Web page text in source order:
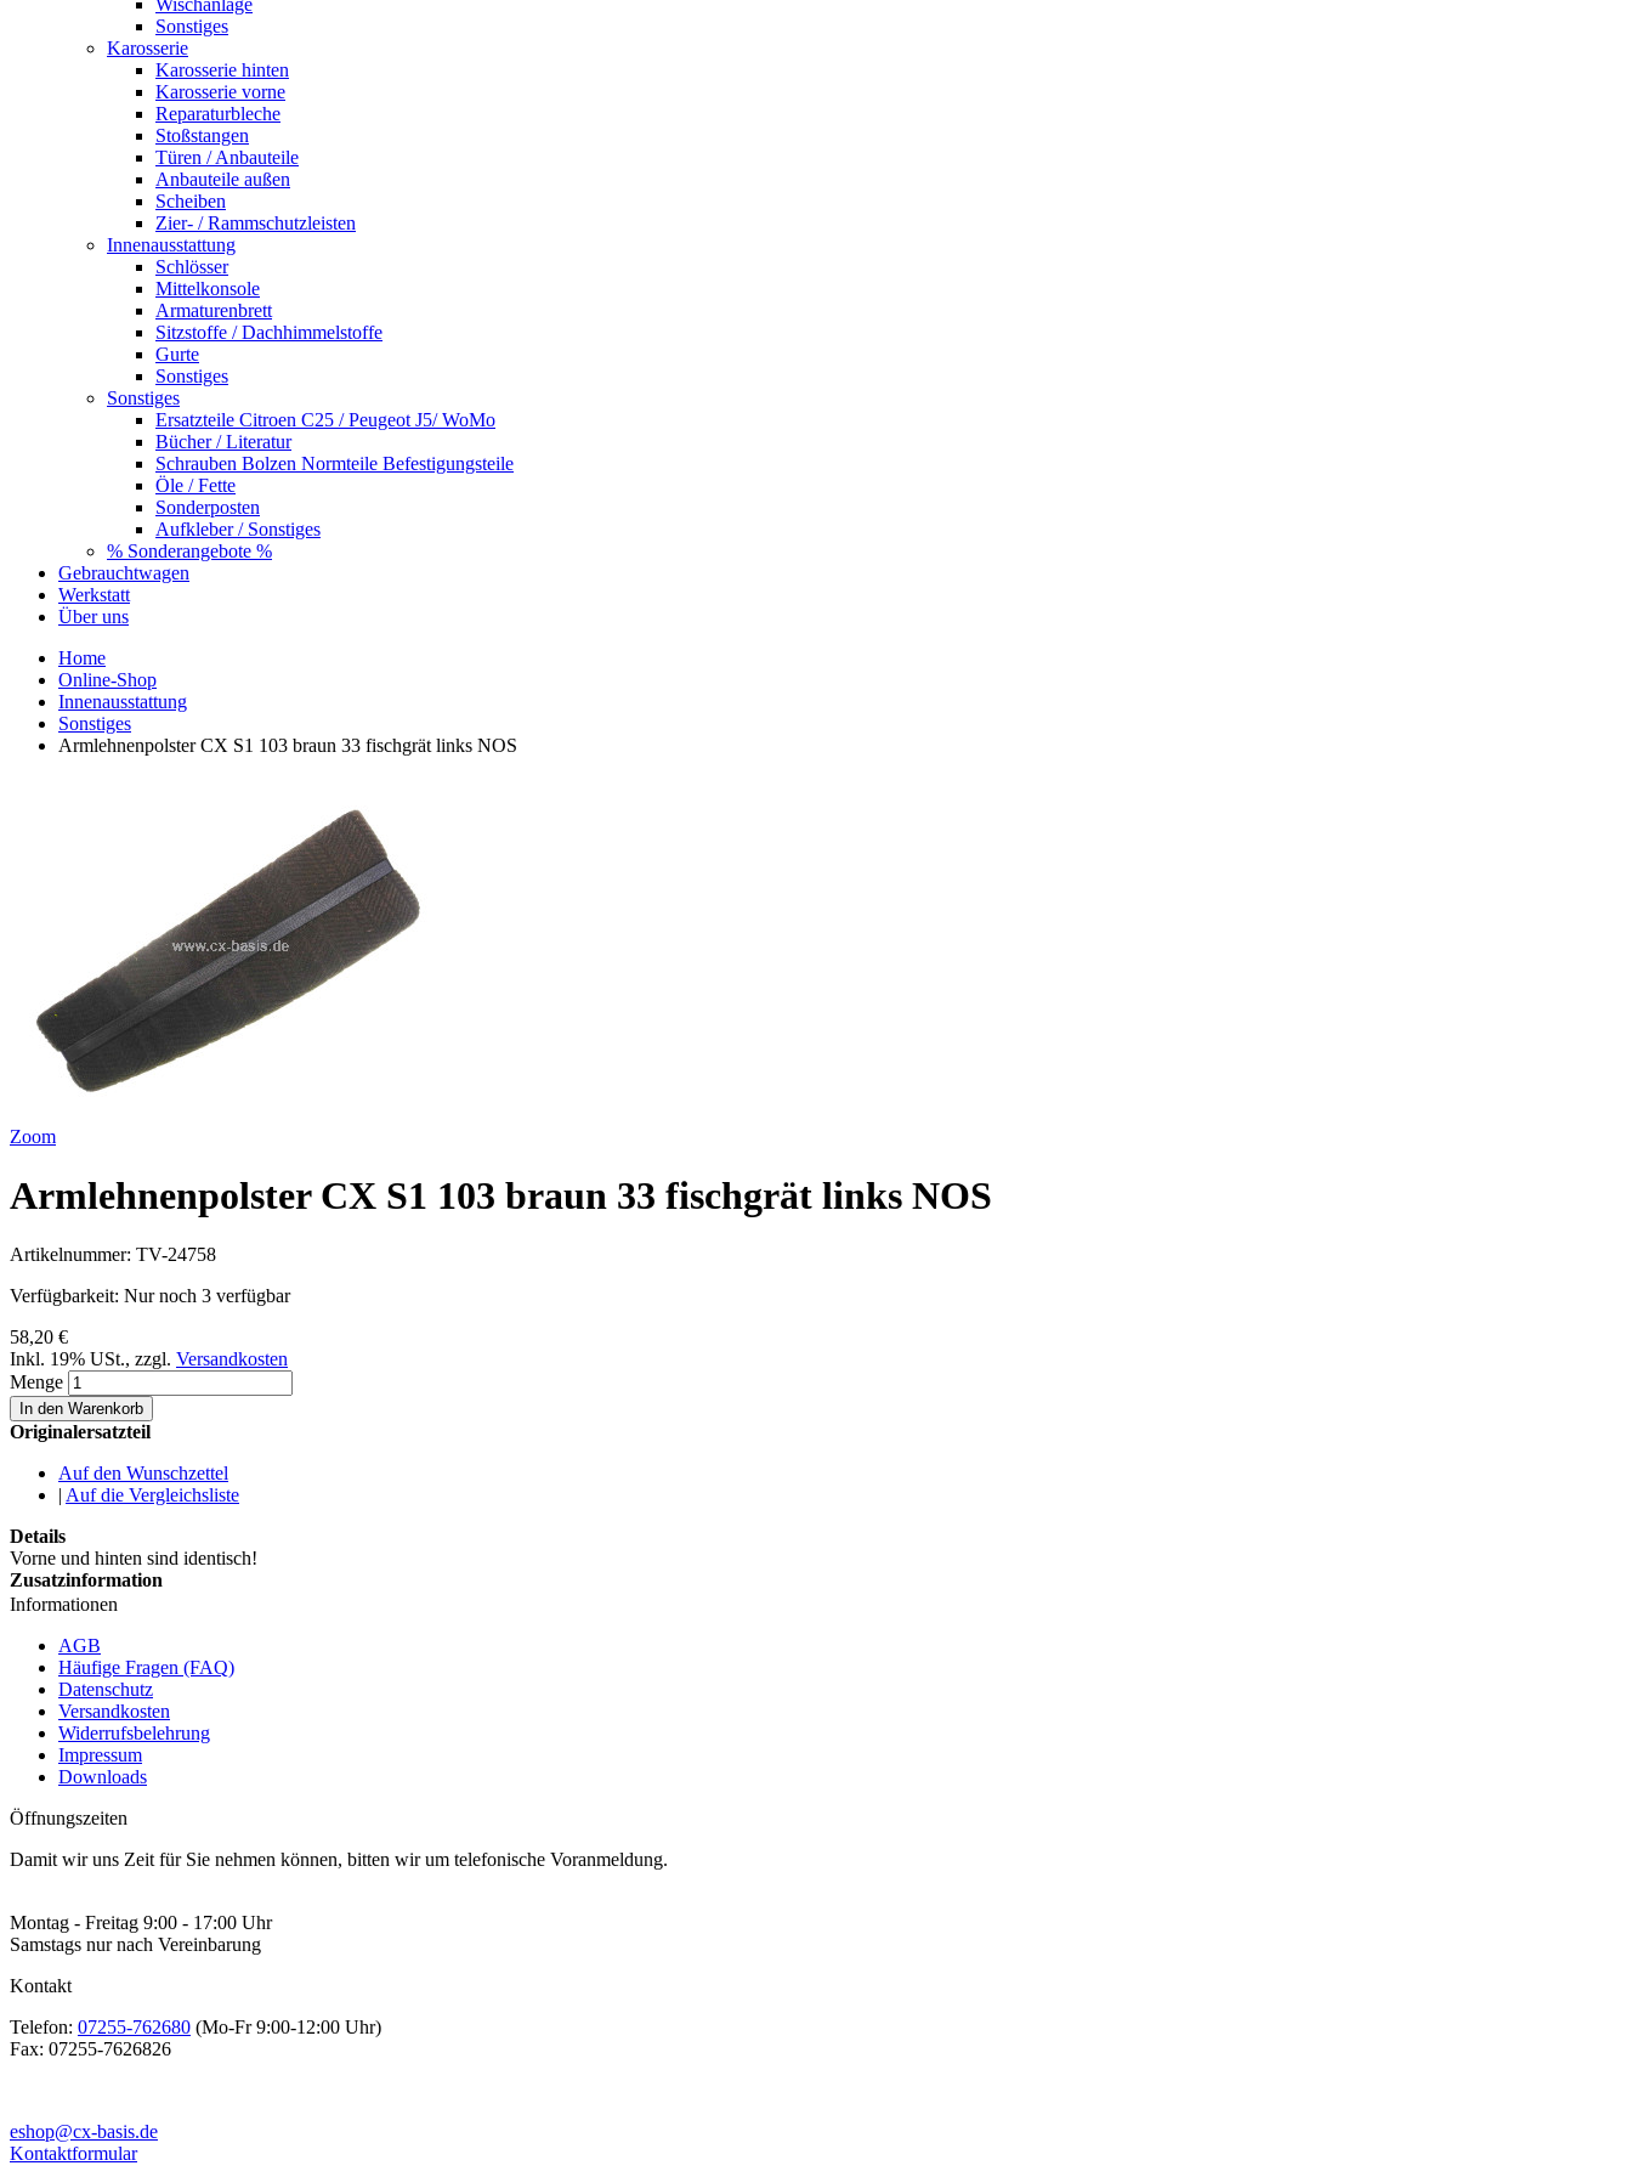
Sonstiges
Karosserie
Karosserie hinten
Karosserie vorne
Reparaturbleche
Stoßstangen
Türen / Anbauteile
Anbauteile außen
Scheiben
Zier- / Rammschutzleisten
Innenausstattung
Schlösser
Mittelkonsole
Armaturenbrett
Sitzstoffe / Dachhimmelstoffe
Gurte
Sonstiges
Sonstiges
Ersatzteile Citroen C25 / Peugeot J5/ WoMo
Bücher / Literatur
Schrauben Bolzen Normteile Befestigungsteile
Öle / Fette
Sonderposten
Aufkleber / Sonstiges
% Sonderangebote %
Gebrauchtwagen
Werkstatt
Über uns
Home
Online-Shop
Innenausstattung
Sonstiges
Armlehnenpolster CX S1 103 braun 33 fischgrät links NOS
Zoom
Armlehnenpolster CX S1 103 braun 33 fischgrät links NOS
Artikelnummer: TV-24758
Verfügbarkeit: Nur noch 3 verfügbar
58,20 €
Inkl. 19% USt., zzgl. Versandkosten
Menge
In den Warenkorb
Originalersatzteil
Auf den Wunschzettel
| Auf die Vergleichsliste
Details
Vorne und hinten sind identisch!
Zusatzinformation
Informationen
AGB
Häufige Fragen (FAQ)
Datenschutz
Versandkosten
Widerrufsbelehrung
Impressum
Downloads
Öffnungszeiten
Damit wir uns Zeit für Sie nehmen können, bitten wir um telefonische Voranmeldung.
Montag - Freitag 9:00 - 17:00 Uhr
Samstags nur nach Vereinbarung
Kontakt
Telefon: 07255-762680 (Mo-Fr 9:00-12:00 Uhr)
Fax: 07255-7626826
eshop@cx-basis.de
Kontaktformular